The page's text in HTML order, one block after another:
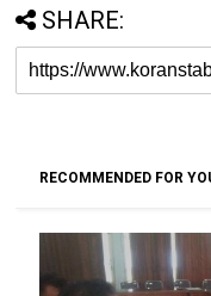
SHARE:
RECOMMENDED FOR